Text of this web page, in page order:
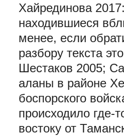
Хайрединова
находившиеся
менее, если
разбору текста
Шестаков 2005;
аланы в районе
боспорского
происходило где-
востоку от